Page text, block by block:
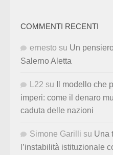
COMMENTI RECENTI
ernesto su Un
Salerno Aletta
L22 su
Il modello che
imperi: come il denaro
caduta delle nazioni
Simone Garilli su Una
l’instabilità istituzionale